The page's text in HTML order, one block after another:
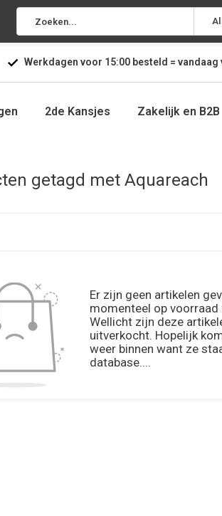
Werkdagen voor 15:00besteld = vandaag
2de Kansjes Zakelijk en B2B
getagd met Aquareach
Er zijn geen artikelen
momenteel op voorraad
Wellicht zijn deze
uitverkocht. Hopelijk
weer binnen want ze
database....